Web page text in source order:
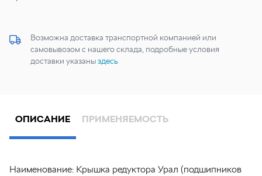
Возможна доставка транспортной компанией или
самовывозом с нашего склада, подробные условия
доставки указаныздесь
ОПИСАНИЕ ПРИМЕНЯЕМОСТЬ
Наименование: Крышка редуктора Урал (подшипников